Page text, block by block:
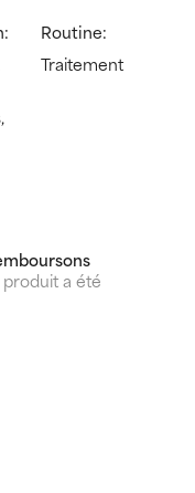
Routine:
Traitement
a été